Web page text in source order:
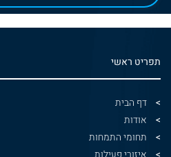
תפריט ראשי
דף הבית
אודות
תחומי התמחות